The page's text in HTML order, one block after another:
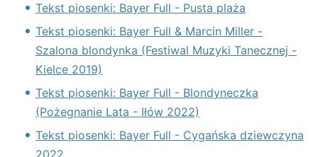
Tekst piosenki: Bayer Full - Pusta plaża
Tekst piosenki: Bayer Full & Marcin Miller -
Szalona blondynka (Festiwal Muzyki Tanecznej -
Kielce 2019)
Tekst piosenki: Bayer Full - Blondyneczka
(Pożegnanie Lata - Iłów 2022)
Tekst piosenki: Bayer Full - Cygańska dziewczyna
2022